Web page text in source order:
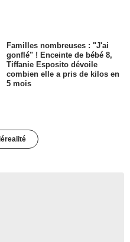
Familles nombreuses : "J'ai
gonflé" ! Enceinte de bébé 8,
Tiffanie Esposito dévoile
combien elle a pris de kilos en
5 mois